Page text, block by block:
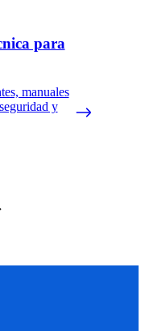
para
manuales
y